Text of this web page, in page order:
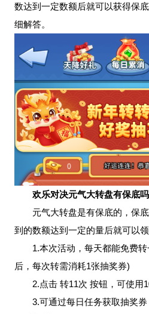
数达到一定数额后就可以获得保
细解答。
欢乐对决元气大转盘有保底吗
元气大转盘是有保底的，保
到的数额达到一定的量后就可以领
1.本次活动，每天都能免费
后，每次转需消耗1张抽奖券)
2.点击 转11次 按钮，可使用
3.可通过每日任务获取抽奖